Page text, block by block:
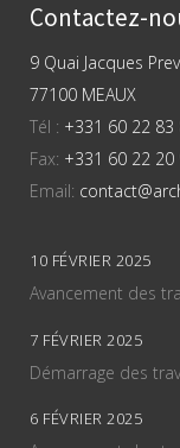
Contactez-
9 Quai Jacques
77100 MEAUX
Tél : +331 60 22 83
Fax: +331 60 22 20
Email:
10 FÉVRIER 2025
Avancement des
7 FÉVRIER 2025
Démarrage des
6 FÉVRIER 2025